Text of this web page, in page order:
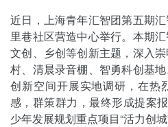
近日，上海青年汇智团第五期
里巷社区营造中心举行。本期汇
文创、乡创等创新主题，深入
村、清晨录音棚、智勇科创基
创新空间开展实地调研，在热
感，群策群力，最终形成提案
少年发展规划重点项目“活力创城